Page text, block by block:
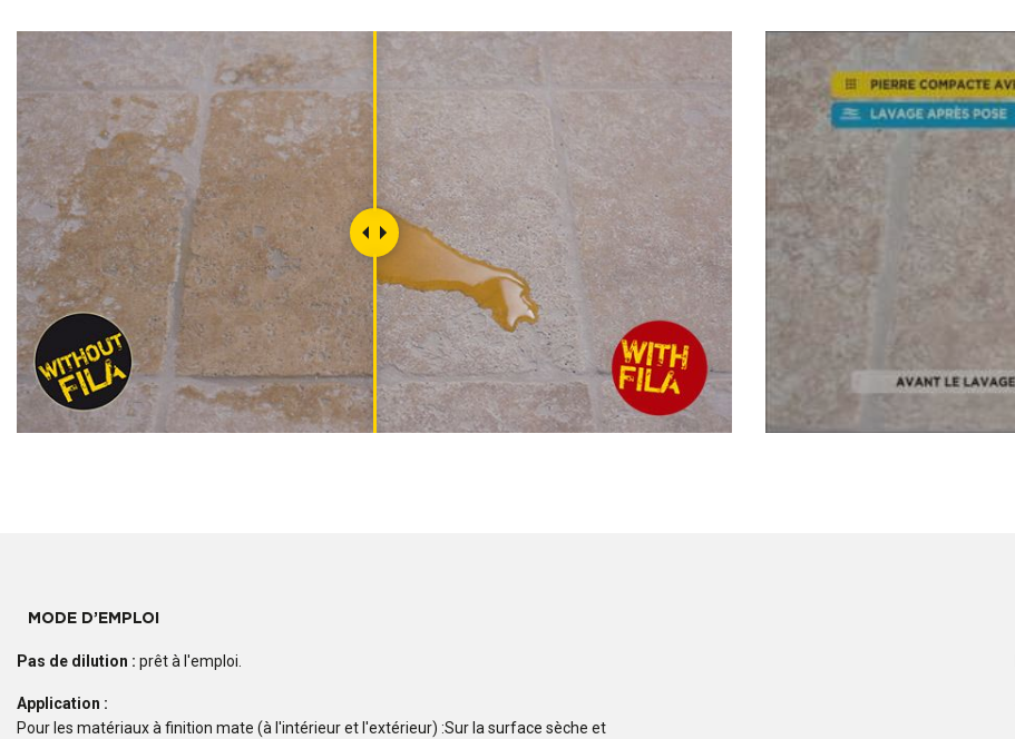
MODE D’EMPLOI
Pas de dilution : prêt à l'emploi.
Application :
Pour les matériaux à finition mate (à l'intérieur et l'extérieur) :Sur la surface sèche et